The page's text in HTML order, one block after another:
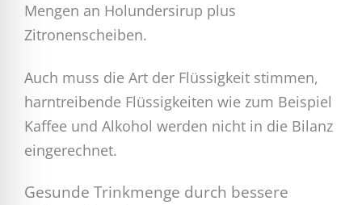
Mengen an Holundersirup plus
Zitronenscheiben.
Auch muss die Art der Flüssigkeit stimmen,
harntreibende Flüssigkeiten wie zum Beispiel
Kaffee und Alkohol werden nicht in die Bilanz
eingerechnet.
Gesunde Trinkmenge durch bessere